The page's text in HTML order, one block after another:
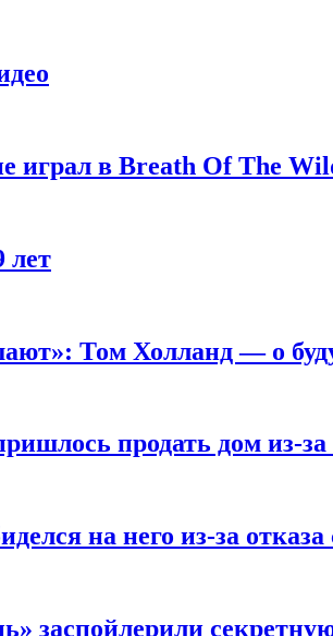
играл в Breath Of The
лет
Том Холланд — о
продать дом из-за
на него из-за
заспойлерили